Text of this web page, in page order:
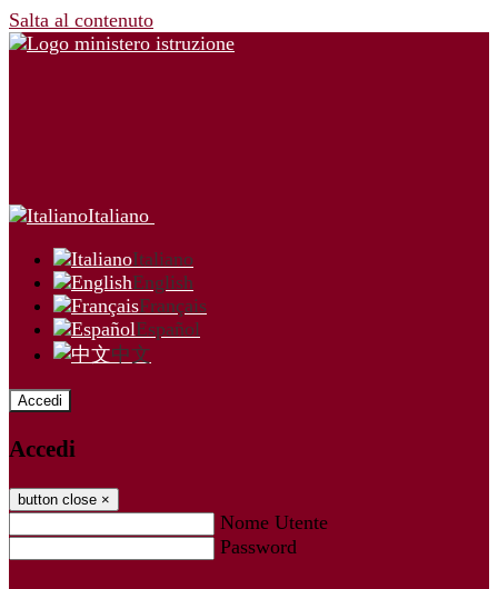
Salta al contenuto
Italiano
Italiano
English
Français
Español
中文
Accedi
Accedi
button close ×
Nome Utente
Password